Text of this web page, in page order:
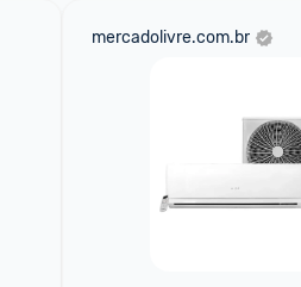
mercadolivre.com.br